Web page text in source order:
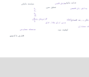
و رشد اقتصادی
حسابداری
کیفیت سود
بورس اوراق بهادار عراق
گزارش‌های پایداری
مؤسسات حسابرسی
بورس کالای ایران پردازش زبان طبیعی تحلیل حس
عوامل قانونی
xbrl
فناوری بلاک‌چین
سیاست مالیاتی عدالت مالیاتی